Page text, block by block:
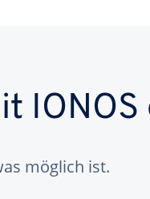
IONOS
möglich ist.